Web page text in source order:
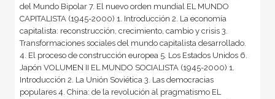
del Mundo Bipolar 7. El nuevo orden mundial EL MUNDO
CAPITALISTA (1945-2000) 1. Introducción 2. La economía
capitalista: reconstrucción, crecimiento, cambio y crisis 3.
Transformaciones sociales del mundo capitalista desarrollado.
4. El proceso de construcción europea 5. Los Estados Unidos 6.
Japón VOLUMEN II EL MUNDO SOCIALISTA (1945-2000) 1.
Introducción 2. La Unión Soviética 3. Las democracias
populares 4. China: de la revolución al pragmatismo EL